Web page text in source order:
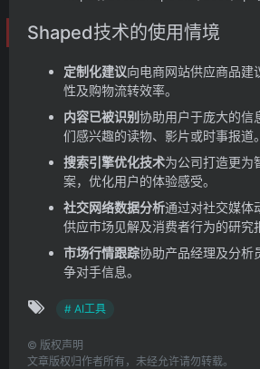
Shaped技术的使用情境
定制化建议向电商网站供应商品建
性及购物流转效率。
内容已被识别协助用户于庞大的信
们感兴趣的读物、影片或时事报道。
搜索引擎优化技术为公司打造更为
案，优化用户的体验感受。
社交网络数据分析通过对社交媒体
供应市场见解及消费者行为的研究
市场行情跟踪协助产品经理及分析
争对手信息。
# AI工具
© 版权声明
文章版权归作者所有，未经允许请勿转载。